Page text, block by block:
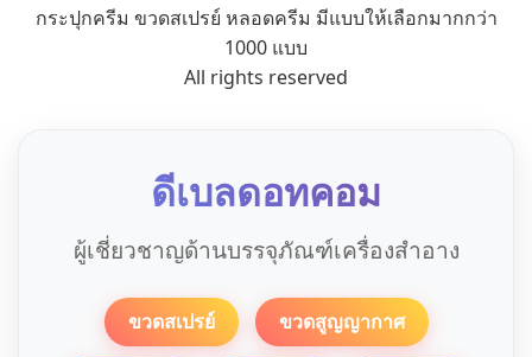
กระปุกครีม ขวดสเปรย์ หลอดครีม มีแบบให้เลือกมากกว่า
1000 แบบ
All rights reserved
ดีเบลดอทคอม
ผู้เชี่ยวชาญด้านบรรจุภัณฑ์เครื่องสำอาง
ขวดสเปรย์ ขวดสูญญากาศ